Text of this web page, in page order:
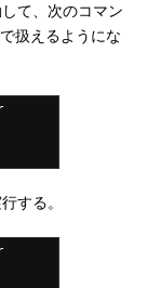
て、次のコマン
扱えるようにな
する。